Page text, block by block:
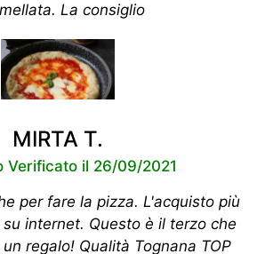
La consiglio
MIRTA T.
Verificato il 26/09/2021
per fare la pizza. L'acquisto più
internet. Questo è il terzo che
regalo! Qualità Tognana TOP